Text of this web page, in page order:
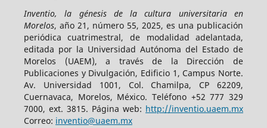
Inventio, la génesis de la cultura universitaria en
Morelos, año 21, número 55, 2025, es una publicación
periódica cuatrimestral, de modalidad adelantada,
editada por la Universidad Autónoma del Estado de
Morelos (UAEM), a través de la Dirección de
Publicaciones y Divulgación, Edificio 1, Campus Norte.
Av. Universidad 1001, Col. Chamilpa, CP 62209,
Cuernavaca, Morelos, México. Teléfono +52 777 329
7000, ext. 3815. Página web: http://inventio.uaem.mx
Correo: inventio@uaem.mx